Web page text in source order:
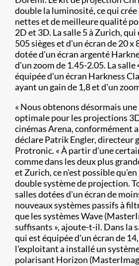
double la luminosité, ce qui crée
nettes et de meilleure qualité
2D et 3D. La salle 5 à Zurich,
505 sièges et d'un écran de 20 x
dotée d'un écran argenté
d'un zoom de 1.45-2.05. La salle
équipée d'un écran Harkness
ayant un gain de 1,8 et d'un
« Nous obtenons désormais
optimale pour les projections
cinémas Arena, conformément
déclare Patrik Engler, directeur
Protronic. « À partir d'une
comme dans les deux plus
et Zurich, ce n'est possible
double système de projection.
salles dotées d'un écran de
nouveaux systèmes passifs à
que les systèmes Wave
suffisants », ajoute-t-il. Dans la
qui est équipée d'un écran de
l'exploitant a installé un
polarisant Horizon